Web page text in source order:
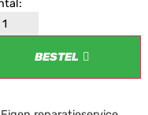
BESTEL